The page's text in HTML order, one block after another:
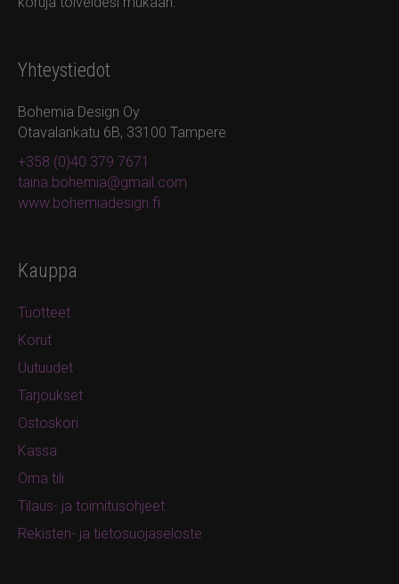
Yhteystiedot
Bohemia Design Oy
Otavalankatu 6B, 33100 Tampere
+358 (0)40 379 7671
taina.bohemia@gmail.com
www.bohemiadesign.fi
Kauppa
Tuotteet
Korut
Uutuudet
Tarjoukset
Ostoskori
Kassa
Oma tili
Tilaus- ja toimitusohjeet
Rekisteri- ja tietosuojaseloste